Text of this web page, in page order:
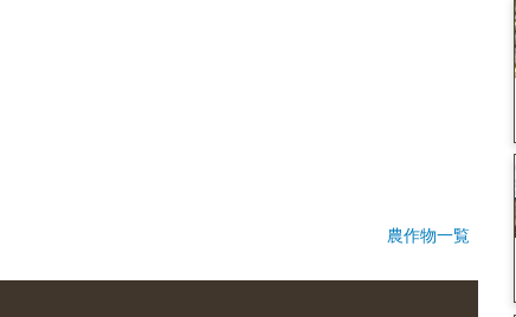
農作物一覧